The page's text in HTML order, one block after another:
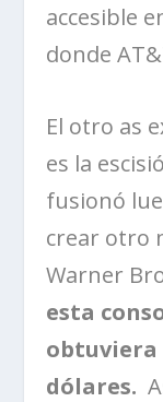
accesible
donde
El otro as
es la
fusionó
crear otro
Warner
esta
obtuviera
dólares.